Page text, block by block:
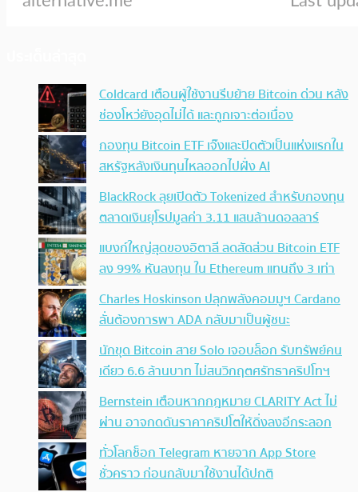
Coldcard เตือนผู้ใช้งานรีบย้าย Bitcoin ด่วน หลัง
ช่องโหว่ยังอุดไม่ได้ และถูกเจาะต่อเนื่อง
กองทุน Bitcoin ETF เจ๊งและปิดตัวเป็นแห่งแรกใน
สหรัฐหลังเงินทุนไหลออกไปฝั่ง AI
BlackRock ลุยเปิดตัว Tokenized สำหรับกองทุน
ตลาดเงินยุโรปมูลค่า 3.11 แสนล้านดอลลาร์
แบงก์ใหญ่สุดของอิตาลี ลดสัดส่วน Bitcoin ETF
ลง 99% หันลงทุน ใน Ethereum แทนถึง 3 เท่า
Charles Hoskinson ปลุกพลังคอมมูฯ Cardano
ลั่นต้องการพา ADA กลับมาเป็นผู้ชนะ
นักขุด Bitcoin สาย Solo เจอบล็อก รับทรัพย์คน
เดียว 6.6 ล้านบาท ไม่สนวิกฤตศรัทธาคริปโทฯ
Bernstein เตือนหากกฎหมาย CLARITY Act ไม่
ผ่าน อาจกดดันราคาคริปโตให้ดิ่งลงอีกระลอก
ทั่วโลกช็อก Telegram หายจาก App Store
ชั่วคราว ก่อนกลับมาใช้งานได้ปกติ